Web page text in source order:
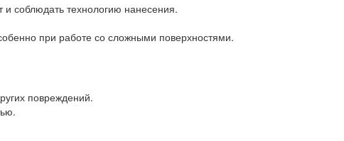
соблюдать технологию нанесения.
при работе со сложными поверхностями.
повреждений.